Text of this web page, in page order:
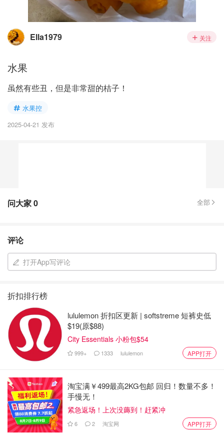
Ella1979 关注
水果
虽然有些丑，但是非常甜的桔子！
水果控
2025-04-21 发布
问大家0 全部
评论
打开App写评论
折扣排行榜
lululemon 折扣区更新 | softstreme 短裤史低
$19(原$88)
City Essentials 小粉包$54
999+ 1333 lululemon APP打开
淘宝满￥499最高2KG包邮 回归！数量不多！
手慢无！
紧急返场！上次没薅到！赶紧冲
6 2 淘宝网 APP打开